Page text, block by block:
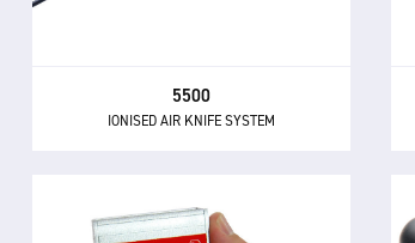
5500
IONISED AIR KNIFE SYSTEM